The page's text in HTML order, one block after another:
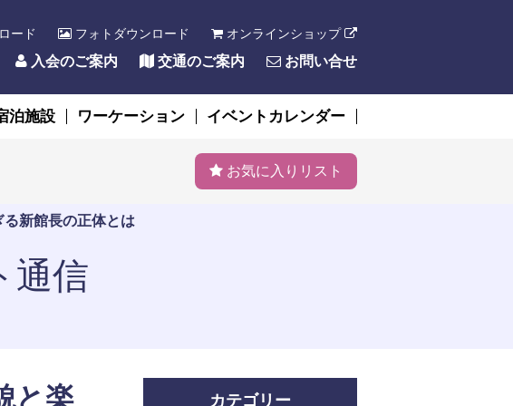
ード フォトダウンロード オンラインショップ
入会のご案内 交通のご案内 お問い合せ
泊施設 ワーケーション イベントカレンダー
お気に入りリスト
新館長の正体とは
通信
と楽 カテゴリー